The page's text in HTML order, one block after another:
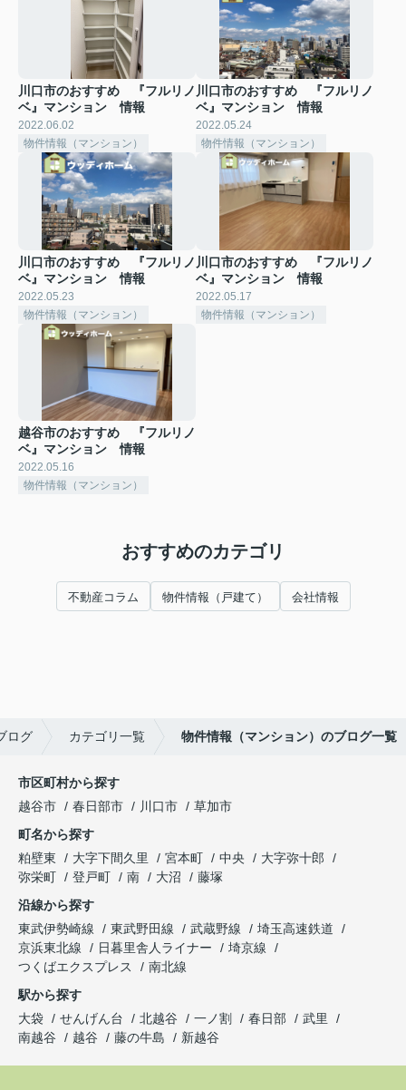
川口市のおすすめ 『フルリノ
ベ』マンション 情報
2022.06.02
物件情報（マンション）
川口市のおすすめ 『フルリノ
ベ』マンション 情報
2022.05.24
物件情報（マンション）
川口市のおすすめ 『フルリノ
ベ』マンション 情報
2022.05.23
物件情報（マンション）
川口市のおすすめ 『フルリノ
ベ』マンション 情報
2022.05.17
物件情報（マンション）
越谷市のおすすめ 『フルリノ
ベ』マンション 情報
2022.05.16
物件情報（マンション）
おすすめのカテゴリ
不動産コラム 物件情報（戸建て） 会社情報
ログ カテゴリ一覧 物件情報（マンション）のブログ一覧
市区町村から探す
越谷市
春日部市 川口市
草加市
町名から探す
粕壁東
大字下間久里 宮本町 中央
大字弥十郎
弥栄町
登戸町 南 大沼
藤塚
沿線から探す
東武伊勢崎線
東武野田線 武蔵野線
埼玉高速鉄道
京浜東北線
日暮里舎人ライナー
埼京線
つくばエクスプレス
南北線
駅から探す
大袋
せんげん台 北越谷 一ノ割 春日部
武里
南越谷
越谷 藤の牛島 新越谷